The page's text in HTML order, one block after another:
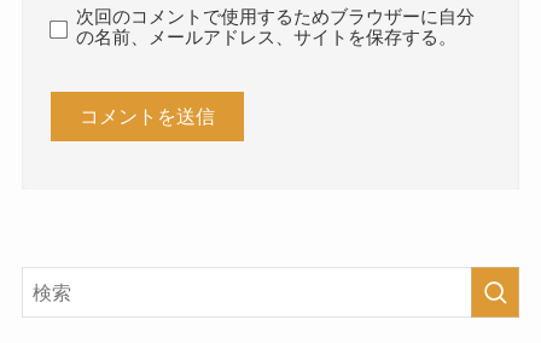
次回のコメントで使用するためブラウザーに自分
の名前、メールアドレス、サイトを保存する。